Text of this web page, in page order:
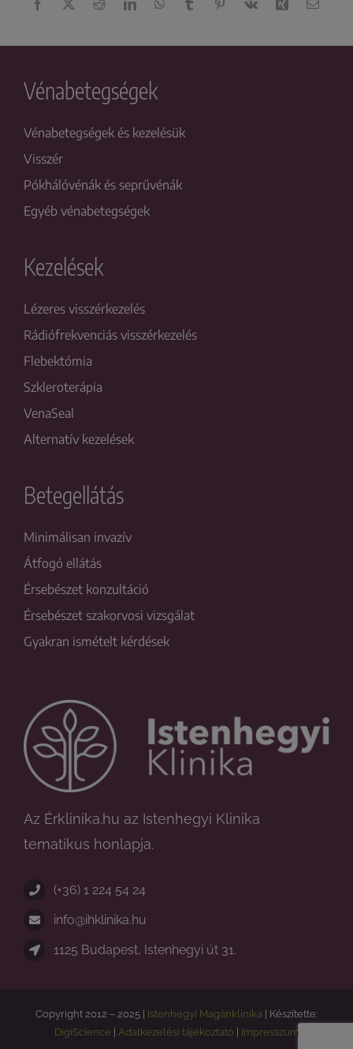
Vénabetegségek
Vénabetegségek és kezelésük
Visszér
Pókhálóvénák és seprűvénák
Egyéb vénabetegségek
Kezelések
Lézeres visszérkezelés
Rádiófrekvenciás visszérkezelés
Flebektómia
Szkleroterápia
VenaSeal
Alternatív kezelések
Betegellátás
Minimálisan invazív
Átfogó ellátás
Érsebészet konzultáció
Érsebészet szakorvosi vizsgálat
Gyakran ismételt kérdések
Az Érklinika.hu az Istenhegyi Klinika
tematikus honlapja.
(+36) 1 224 54 24
info@ihklinika.hu
1125 Budapest, Istenhegyi út 31.
Copyright 2012 – 2025 | Istenhegyi Magánklinika | Készítette:
DigiScience
Adatkezelési tájékoztató Impresszum